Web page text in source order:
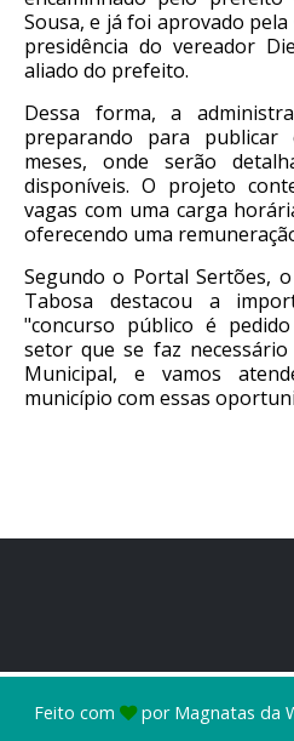
Sousa, e já foi aprovado
presidência do vereador
aliado do prefeito.
Dessa forma, a
preparando para
meses, onde serão
disponíveis. O projeto
vagas com uma carga
oferecendo uma
Segundo o Portal Sertões,
Tabosa destacou a
"concurso público é
setor que se faz
Municipal, e vamos
município com essas
Feito com por Magnatas da